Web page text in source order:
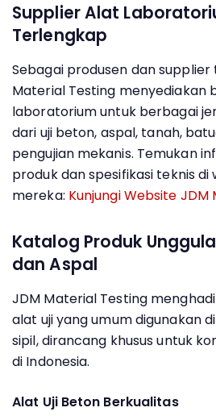
Supplier Alat
Terlengkap
Sebagai produsen dan supplier
Material Testing menyediakan
laboratorium untuk berbagai
dari uji beton, aspal, tanah,
pengujian mekanis. Temukan
produk dan spesifikasi teknis di
mereka: Kunjungi Website
Katalog Produk
dan Aspal
JDM Material Testing
alat uji yang umum digunakan
sipil, dirancang khusus untuk
di Indonesia.
Alat Uji Beton Berkualitas